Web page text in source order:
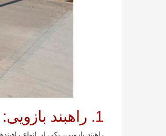
1. راهبند بازویی: